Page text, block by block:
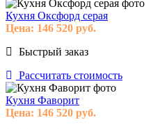
Кухня Оксфорд серая
Цена: 146 520 руб.
Быстрый заказ
Рассчитать стоимость
Кухня Фаворит
Цена: 146 520 руб.